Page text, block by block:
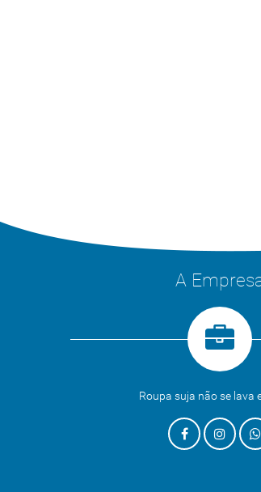
A
Roupa suja não se lava